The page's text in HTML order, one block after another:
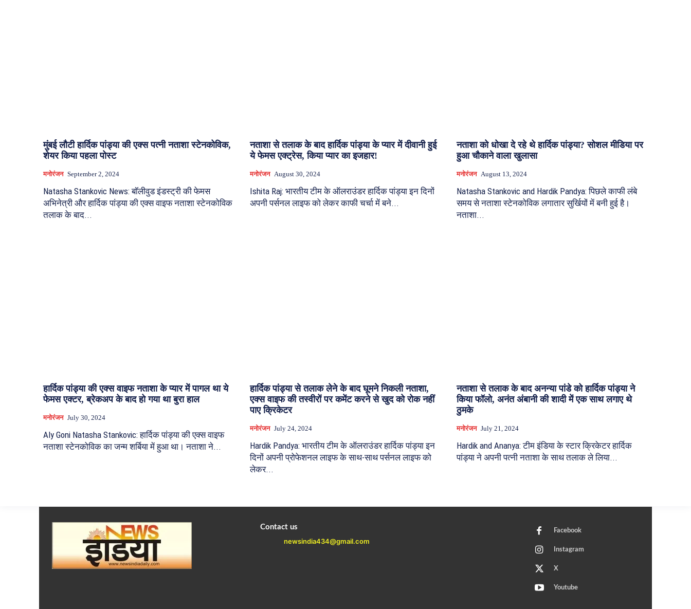
मुंबई लौटी हार्दिक पांड्या की एक्स पत्नी नताशा स्टेनकोविक,
शेयर किया पहला पोस्ट
मनोरंजन September 2, 2024
Natasha Stankovic News: बॉलीवुड इंडस्ट्री की फेमस
अभिनेत्री और हार्दिक पांड्या की एक्स वाइफ नताशा स्टेनकोविक
तलाक के बाद...
नताशा से तलाक के बाद हार्दिक पांड्या के प्यार में दीवानी हुई
ये फेमस एक्ट्रेस, किया प्यार का इजहार!
मनोरंजन August 30, 2024
Ishita Raj: भारतीय टीम के ऑलराउंडर हार्दिक पांड्या इन दिनों
अपनी पर्सनल लाइफ को लेकर काफी चर्चा में बने...
नताशा को धोखा दे रहे थे हार्दिक पांड्या? सोशल मीडिया पर
हुआ चौकाने वाला खुलासा
मनोरंजन August 13, 2024
Natasha Stankovic and Hardik Pandya: पिछले काफी लंबे
समय से नताशा स्टेनकोविक लगातार सुर्खियों में बनी हुई है।
नताशा...
हार्दिक पांड्या की एक्स वाइफ नताशा के प्यार में पागल था ये
फेमस एक्टर, ब्रेकअप के बाद हो गया था बुरा हाल
मनोरंजन July 30, 2024
Aly Goni Natasha Stankovic: हार्दिक पांड्या की एक्स वाइफ
नताशा स्टेनकोविक का जन्म शर्बिया में हुआ था। नताशा ने...
हार्दिक पांड्या से तलाक लेने के बाद घूमने निकली नताशा,
एक्स वाइफ की तस्वीरों पर कमेंट करने से खुद को रोक नहीं
पाए क्रिकेटर
मनोरंजन July 24, 2024
Hardik Pandya: भारतीय टीम के ऑलराउंडर हार्दिक पांड्या इन
दिनों अपनी प्रोफेशनल लाइफ के साथ-साथ पर्सनल लाइफ को
लेकर...
नताशा से तलाक के बाद अनन्या पांडे को हार्दिक पांड्या ने
किया फॉलो, अनंत अंबानी की शादी में एक साथ लगाए थे
ठुमके
मनोरंजन July 21, 2024
Hardik and Ananya: टीम इंडिया के स्टार क्रिकेटर हार्दिक
पांड्या ने अपनी पत्नी नताशा के साथ तलाक ले लिया...
Contact us
newsindia434@gmail.com
Facebook
Instagram
X
Youtube